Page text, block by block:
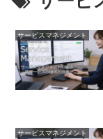
サービスマネジメント
サービスマネジメント